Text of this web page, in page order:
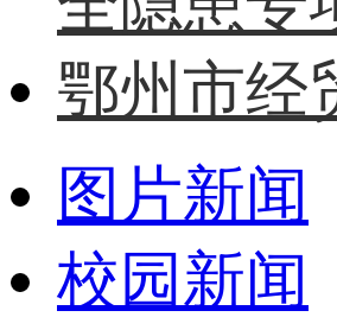
鄂州市经
图片新闻
校园新闻